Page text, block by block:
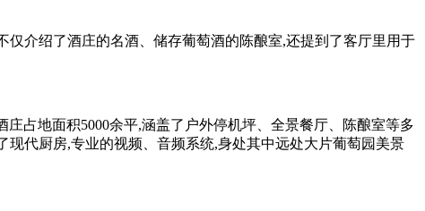
仅介绍了酒庄的名酒、储存葡萄酒的陈酿室,还提到了客厅里用于
占地面积5000余平,涵盖了户外停机坪、全景餐厅、陈酿室等多
代厨房,专业的视频、音频系统,身处其中远处大片葡萄园美景